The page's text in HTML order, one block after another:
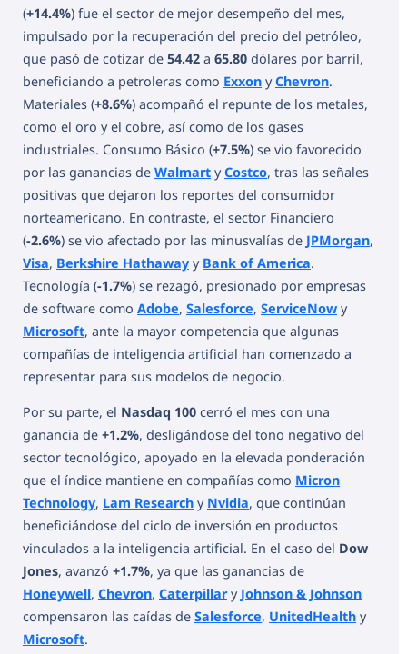
(+14.4%) fue el sector de mejor desempeño del mes,
impulsado por la recuperación del precio del petróleo,
que pasó de cotizar de 54.42 a 65.80 dólares por barril,
beneficiando a petroleras como Exxon yChevron.
Materiales (+8.6%) acompañó el repunte de los metales,
como el oro y el cobre, así como de los gases
industriales. Consumo Básico (+7.5%) se vio favorecido
por las ganancias de Walmart yCostco, tras las señales
positivas que dejaron los reportes del consumidor
norteamericano. En contraste, el sector Financiero
(-2.6%) se vio afectado por las minusvalías de JPMorgan,
Visa, Berkshire Hathaway y Bank of America.
Tecnología (-1.7%) se rezagó, presionado por empresas
de software como Adobe, Salesforce, ServiceNow y
Microsoft, ante la mayor competencia que algunas
compañías de inteligencia artificial han comenzado a
representar para sus modelos de negocio.
Por su parte, el Nasdaq 100 cerró el mes con una
ganancia de +1.2%, desligándose del tono negativo del
sector tecnológico, apoyado en la elevada ponderación
que el índice mantiene en compañías como Micron
Technology, Lam Research y Nvidia, que continúan
beneficiándose del ciclo de inversión en productos
vinculados a la inteligencia artificial. En el caso del Dow
Jones, avanzó +1.7%, ya que las ganancias de
Honeywell, Chevron, Caterpillary Johnson & Johnson
compensaron las caídas de Salesforce, UnitedHealth y
Microsoft.